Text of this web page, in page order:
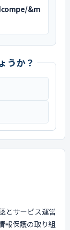
&m
うか？
とサービス運営
報保護の取り組